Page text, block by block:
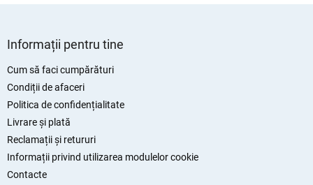
Informații pentru tine
Cum să faci cumpărături
Condiții de afaceri
Politica de confidențialitate
Livrare și plată
Reclamații și retururi
Informații privind utilizarea modulelor cookie
Contacte